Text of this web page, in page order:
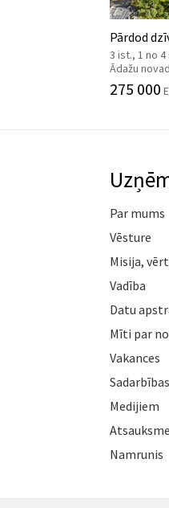
Pārdod
3 ist., 1 no 4
Ādažu
275 000
Par mums
Vēsture
Misija,
Vadība
Datu
Mīti par
Vakances
Medijiem
Namrunis